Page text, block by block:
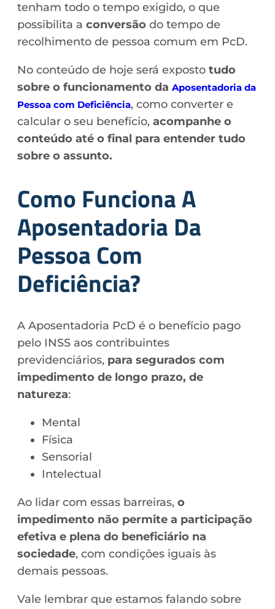
tenham todo o tempo exigido, o que
possibilita a conversão do tempo de
recolhimento de pessoa comum em PcD.
No conteúdo de hoje será exposto tudo
sobre o funcionamento da Aposentadoria da
Pessoa com Deficiência, como converter e
calcular o seu benefício, acompanhe o
conteúdo até o final para entender tudo
sobre o assunto.
Como Funciona A
Aposentadoria Da
Pessoa Com
Deficiência?
A Aposentadoria PcD é o benefício pago
pelo INSS aos contribuintes
previdenciários, para segurados com
impedimento de longo prazo, de
natureza:
Mental
Física
Sensorial
Intelectual
Ao lidar com essas barreiras, o
impedimento não permite a participação
efetiva e plena do beneficiário na
sociedade, com condições iguais às
demais pessoas.
Vale lembrar que estamos falando sobre